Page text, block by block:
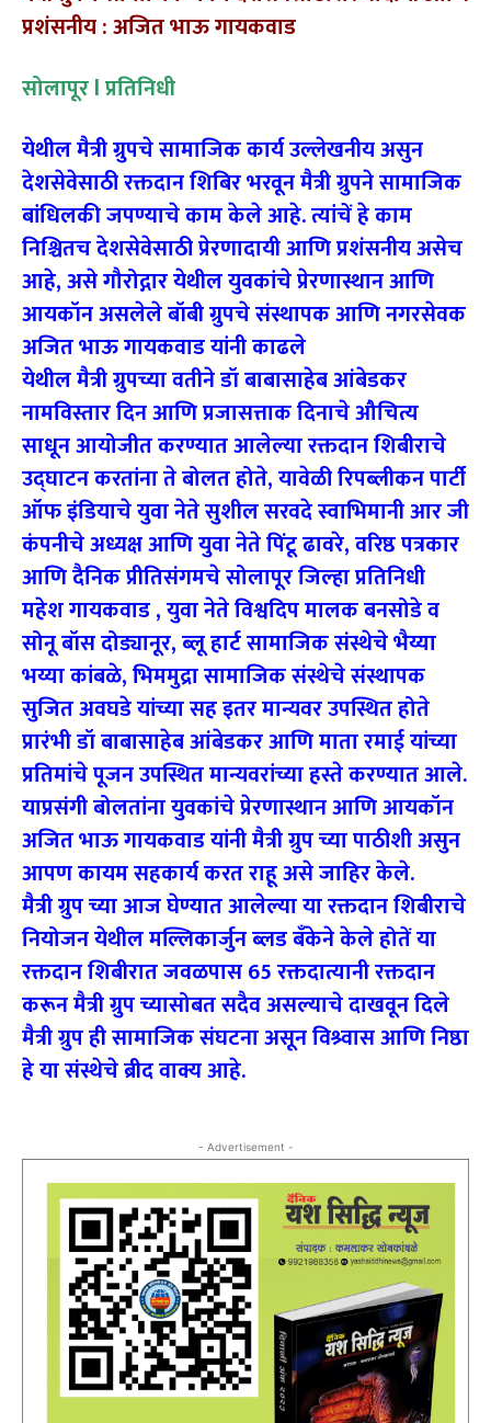
प्रशंसनीय : अजित भाऊ गायकवाड
सोलापूर l प्रतिनिधी
येथील मैत्री ग्रुपचे सामाजिक कार्य उल्लेखनीय असुन
देशसेवेसाठी रक्तदान शिबिर भरवून मैत्री ग्रुपने सामाजिक
बांधिलकी जपण्याचे काम केले आहे. त्यांचें हे काम
निश्चितच देशसेवेसाठी प्रेरणादायी आणि प्रशंसनीय असेच
आहे, असे गौरोद्गार येथील युवकांचे प्रेरणास्थान आणि
आयकॉन असलेले बॉबी ग्रुपचे संस्थापक आणि नगरसेवक
अजित भाऊ गायकवाड यांनी काढले
येथील मैत्री ग्रुपच्या वतीने डॉ बाबासाहेब आंबेडकर
नामविस्तार दिन आणि प्रजासत्ताक दिनाचे औचित्य
साधून आयोजीत करण्यात आलेल्या रक्तदान शिबीराचे
उद्घाटन करतांना ते बोलत होते, यावेळी रिपब्लीकन पार्टी
ऑफ इंडियाचे युवा नेते सुशील सरवदे स्वाभिमानी आर जी
कंपनीचे अध्यक्ष आणि युवा नेते पिंटू ढावरे, वरिष्ठ पत्रकार
आणि दैनिक प्रीतिसंगमचे सोलापूर जिल्हा प्रतिनिधी
महेश गायकवाड , युवा नेते विश्वदिप मालक बनसोडे व
सोनू बॉस दोड्यानूर, ब्लू हार्ट सामाजिक संस्थेचे भैय्या
भय्या कांबळे, भिममुद्रा सामाजिक संस्थेचे संस्थापक
सुजित अवघडे यांच्या सह इतर मान्यवर उपस्थित होते
प्रारंभी डॉ बाबासाहेब आंबेडकर आणि माता रमाई यांच्या
प्रतिमांचे पूजन उपस्थित मान्यवरांच्या हस्ते करण्यात आले.
याप्रसंगी बोलतांना युवकांचे प्रेरणास्थान आणि आयकॉन
अजित भाऊ गायकवाड यांनी मैत्री ग्रुप च्या पाठीशी असुन
आपण कायम सहकार्य करत राहू असे जाहिर केले.
मैत्री ग्रुप च्या आज घेण्यात आलेल्या या रक्तदान शिबीराचे
नियोजन येथील मल्लिकार्जुन ब्लड बँकेने केले होतें या
रक्तदान शिबीरात जवळपास 65 रक्तदात्यानी रक्तदान
करून मैत्री ग्रुप च्यासोबत सदैव असल्याचे दाखवून दिले
मैत्री ग्रुप ही सामाजिक संघटना असून विश्र्वास आणि निष्ठा
हे या संस्थेचे ब्रीद वाक्य आहे.
- Advertisement -